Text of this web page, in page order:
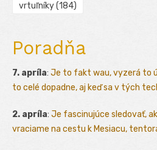
vrtuľníky(184)
Poradňa
7. apríla: Je to fakt wau, vyzerá to
to celé dopadne, aj keď sa v tých
2. apríla: Je fascinujúce sledovať,
vraciame na cestu k Mesiacu,